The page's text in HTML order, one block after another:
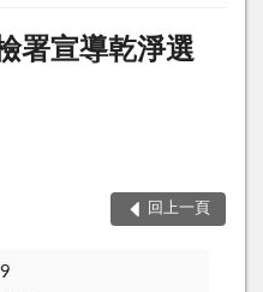
署宣導乾淨選
回上一頁